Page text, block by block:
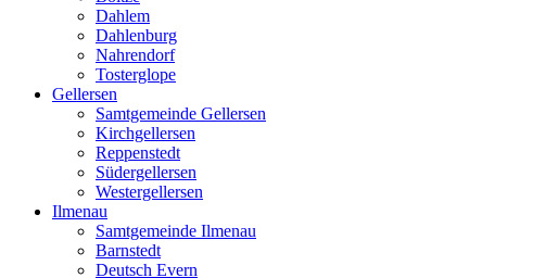
Dahlem
Dahlenburg
Nahrendorf
Tosterglope
Gellersen
Samtgemeinde Gellersen
Kirchgellersen
Reppenstedt
Südergellersen
Westergellersen
Ilmenau
Samtgemeinde Ilmenau
Barnstedt
Deutsch Evern